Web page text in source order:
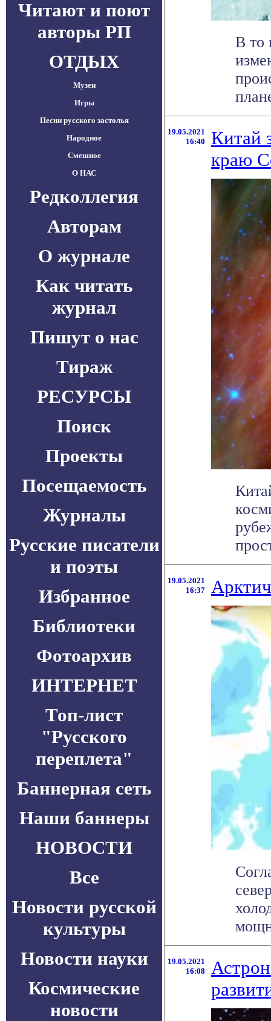
Читают и поют
авторы РП
ОТДЫХ
Музеи
Игры
Песни русского застолья
Народное
Смешное
О НАС
Редколлегия
Авторам
О журнале
Как читать
журнал
Пишут о нас
Тираж
РЕСУРСЫ
Поиск
Проекты
Посещаемость
Журналы
Русские писатели
и поэты
Избранное
Библиотеки
Фотоархив
ИНТЕРНЕТ
Топ-лист
"Русского
переплета"
Баннерная сеть
Наши баннеры
НОВОСТИ
Все
Новости русской
культуры
Новости науки
Космические
новости
В то
19.05.2021
16:40
Китай
краю
19.05.2021
16:37
19.05.2021
16:08